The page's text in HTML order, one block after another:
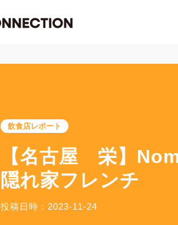
飲食店レポート
【名古屋 栄】
隠れ家フレンチ
投稿日時：2023-11-24